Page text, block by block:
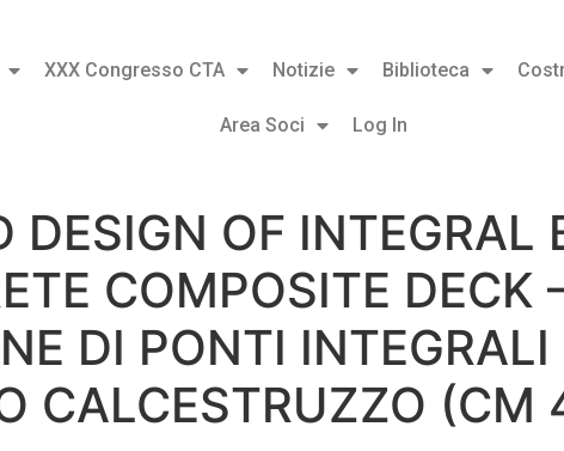
XXX Congresso CTA Notizie Biblioteca
Area Soci Log In
DESIGN OF INTEGRAL
COMPOSITE
DI PONTI
CALCESTRUZZO (CM